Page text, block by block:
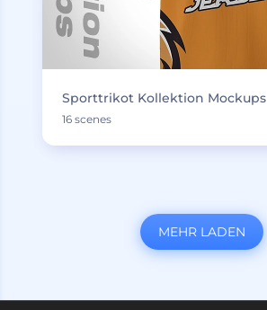
Sporttrikot Kollektion Mockups
16 scenes
MEHR LADEN